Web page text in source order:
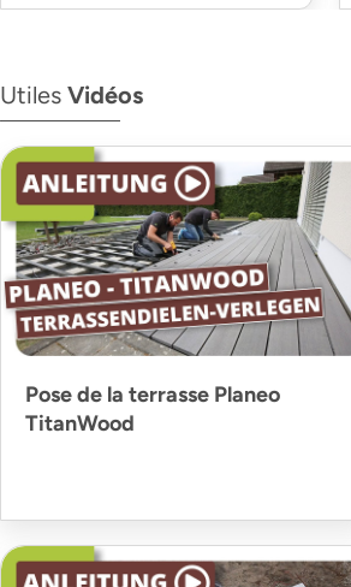
Utiles Vidéos
Pose de la terrasse Planeo
TitanWood